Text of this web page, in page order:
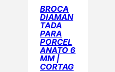
BROCA
DIAMAN
TADA
PARA
PORCEL
ANATO 6
MM |
CORTAG